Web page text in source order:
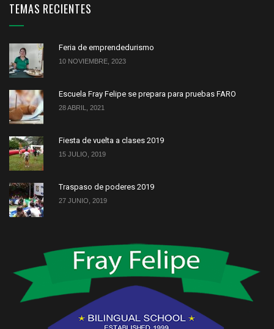
TEMAS RECIENTES
Feria de emprendedurismo
10 NOVIEMBRE, 2023
Escuela Fray Felipe se prepara para pruebas FARO
28 ABRIL, 2021
Fiesta de vuelta a clases 2019
15 JULIO, 2019
Traspaso de poderes 2019
27 JUNIO, 2019